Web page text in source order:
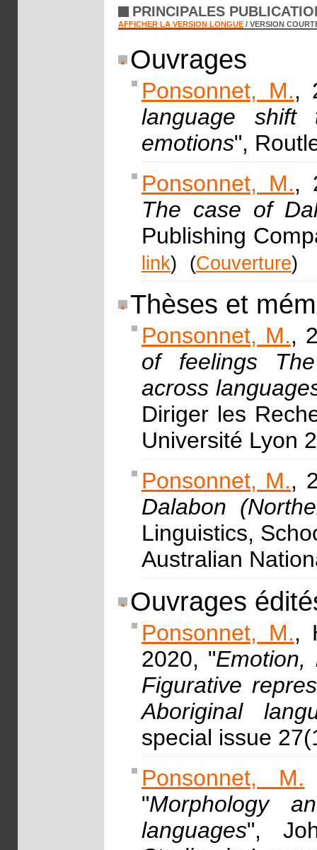
PRINCIPALES
AFFICHER LA VERSION LONGUE / VERSION
Ouvrages
Ponsonnet, M.,
language
emotions",
Ponsonnet, M.,
The case of
Publishing
link) (Couverture)
Thèses et
Ponsonnet, M.,
of feelings
across
Diriger les
Université Lyon
Ponsonnet, M.,
Dalabon
Linguistics,
Australian
Ouvrages
Ponsonnet, M.,
2020, "Emotion,
Figurative
Aboriginal
special issue
Ponsonnet, M.
"Morphology
languages",